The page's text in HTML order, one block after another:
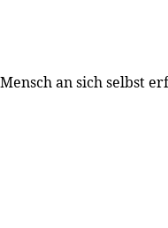
an sich selbst